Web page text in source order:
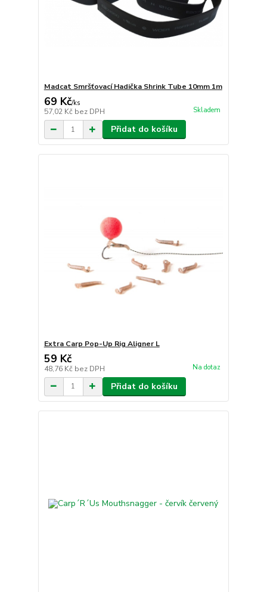
Madcat Smršťovací Hadička Shrink Tube 10mm 1m
69 Kč/ks
57,02 Kč bez DPH Skladem
Přidat do košíku
Extra Carp Pop-Up Rig Aligner L
59 Kč
48,76 Kč bez DPH Na dotaz
Přidat do košíku